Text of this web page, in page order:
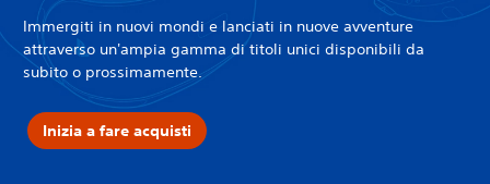
Immergiti in nuovi mondi e lanciati in nuove avventure
attraverso un'ampia gamma di titoli unici disponibili da
subito o prossimamente.
Inizia a fare acquisti